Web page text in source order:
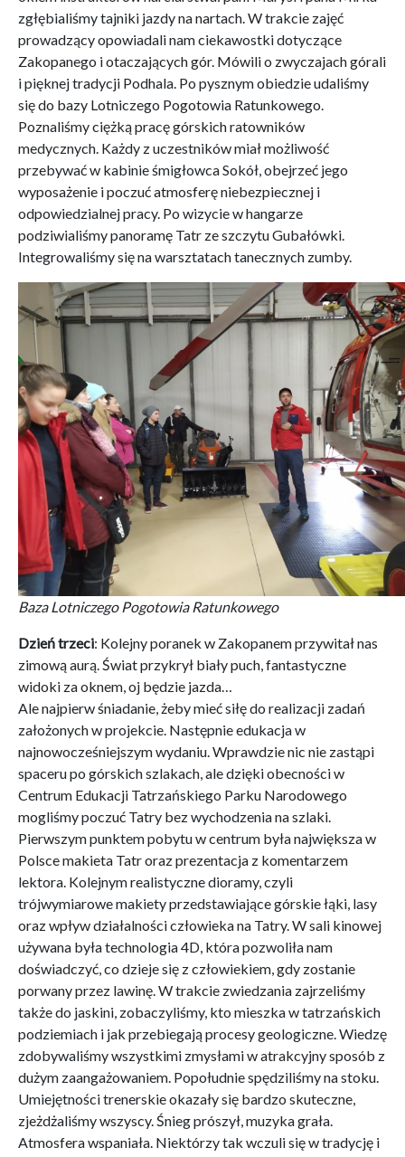
zgłębialiśmy tajniki jazdy na nartach. W trakcie zajęć
prowadzący opowiadali nam ciekawostki dotyczące
Zakopanego i otaczających gór. Mówili o zwyczajach górali
i pięknej tradycji Podhala. Po pysznym obiedzie udaliśmy
się do bazy Lotniczego Pogotowia Ratunkowego.
Poznaliśmy ciężką pracę górskich ratowników
medycznych. Każdy z uczestników miał możliwość
przebywać w kabinie śmigłowca Sokół, obejrzeć jego
wyposażenie i poczuć atmosferę niebezpiecznej i
odpowiedzialnej pracy. Po wizycie w hangarze
podziwialiśmy panoramę Tatr ze szczytu Gubałówki.
Integrowaliśmy się na warsztatach tanecznych zumby.
Baza Lotniczego Pogotowia Ratunkowego
Dzień trzeci: Kolejny poranek w Zakopanem przywitał nas
zimową aurą. Świat przykrył biały puch, fantastyczne
widoki za oknem, oj będzie jazda…
Ale najpierw śniadanie, żeby mieć siłę do realizacji zadań
założonych w projekcie. Następnie edukacja w
najnowocześniejszym wydaniu. Wprawdzie nic nie zastąpi
spaceru po górskich szlakach, ale dzięki obecności w
Centrum Edukacji Tatrzańskiego Parku Narodowego
mogliśmy poczuć Tatry bez wychodzenia na szlaki.
Pierwszym punktem pobytu w centrum była największa w
Polsce makieta Tatr oraz prezentacja z komentarzem
lektora. Kolejnym realistyczne dioramy, czyli
trójwymiarowe makiety przedstawiające górskie łąki, lasy
oraz wpływ działalności człowieka na Tatry. W sali kinowej
używana była technologia 4D, która pozwoliła nam
doświadczyć, co dzieje się z człowiekiem, gdy zostanie
porwany przez lawinę. W trakcie zwiedzania zajrzeliśmy
także do jaskini, zobaczyliśmy, kto mieszka w tatrzańskich
podziemiach i jak przebiegają procesy geologiczne. Wiedzę
zdobywaliśmy wszystkimi zmysłami w atrakcyjny sposób z
dużym zaangażowaniem. Popołudnie spędziliśmy na stoku.
Umiejętności trenerskie okazały się bardzo skuteczne,
zjeżdżaliśmy wszyscy. Śnieg prószył, muzyka grała.
Atmosfera wspaniała. Niektórzy tak wczuli się w tradycję i